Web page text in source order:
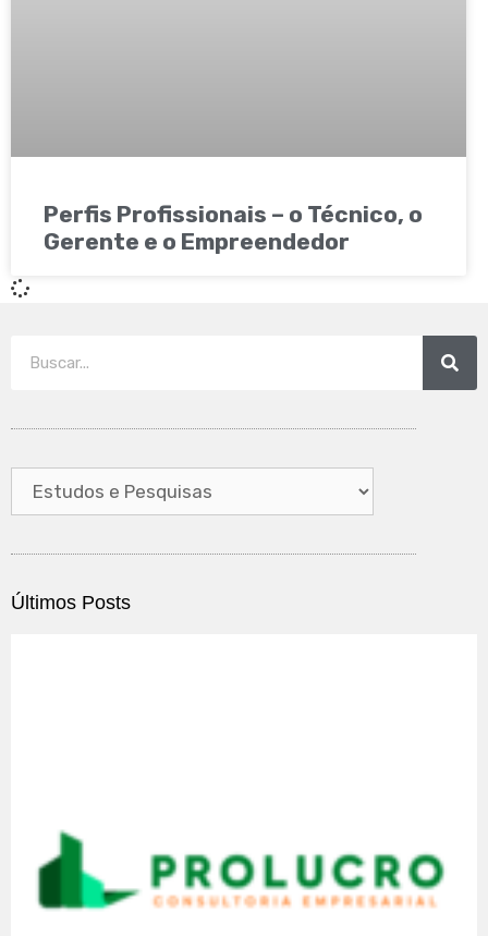
Perfis Profissionais – o Técnico, o
Gerente e o Empreendedor
Últimos Posts